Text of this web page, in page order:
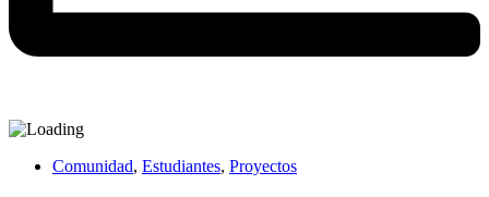
Comunidad, Estudiantes, Proyectos